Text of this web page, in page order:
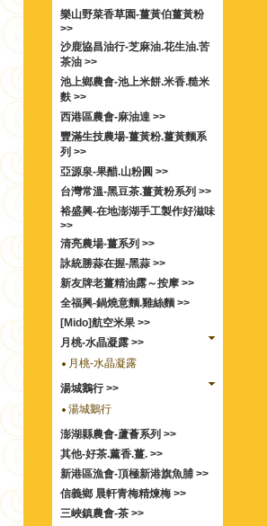
樂山野菜香草園-薑黃伯薑黃粉
>>
沙鹿協昌油行-芝麻油.花生油.苦
茶油 >>
池上鄉農會-池上米餅.米香.糙米
麩 >>
西港區農會-麻油達 >>
豐滿生技農場-薑黃粉.薑黃麵系
列 >>
亞源泉-果醋.山粉圓 >>
台灣常溫-黑豆茶.薑黃粉系列 >>
裕盛興-在地澎湖手工製作好滋味
>>
清亮農場-薑系列 >>
詠統勝蒜在握-黑蒜 >>
新友牌老薑精油露～按摩 >>
全福興-鍋燒意麵.雞絲麵 >>
[Mido]航空米果 >>
月桃-水晶凝露 >>
月桃-水晶凝露
湯城鵝行 >>
湯城鵝行
澎湖縣農會-蘆薈系列 >>
其他-好茶.薰香.薑. >>
新港區漁會-頂極新港旗魚脯 >>
信義鄉 晨軒青梅精煉梅 >>
三峽鎮農會-茶 >>